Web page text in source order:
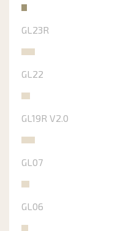
GL23R
GL22
GL19R V2.0
GL07
GL06